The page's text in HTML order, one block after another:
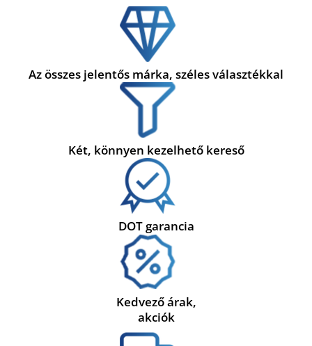
Az összes jelentős márka, széles választékkal
Két, könnyen kezelhető kereső
DOT garancia
Kedvező árak,
akciók